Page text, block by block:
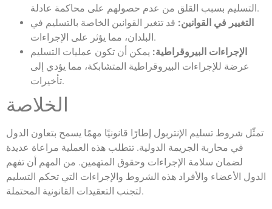
التسليم بسبب القلق من عدم حصولهم على محاكمة عادلة.
التغيير في القوانين: قد تتغير القوانين الخاصة بالتسليم في
البلدان، مما يؤثر على الإجراءات.
الإجراءات البيروقراطية: يمكن أن تكون عمليات التسليم
عرضة للإجراءات البيروقراطية المتشابكة، مما يؤدي إلى
تأخيرات.
الخلاصة
تمثّل شروط تسليم الإنتربول إطارًا قانونيًا مهمًا يسمح بتعاون الدول
في محاربة الجريمة الدولية. تتطلب هذه العملية مراعاة عديدة
لضمان سلامة الإجراءات وحقوق المتهمين. من المهم أن تفهم
الدول الأعضاء والأفراد هذه الشروط والإجراءات التي تحكم التسليم
لتجنب التعقيدات القانونية المحتملة.